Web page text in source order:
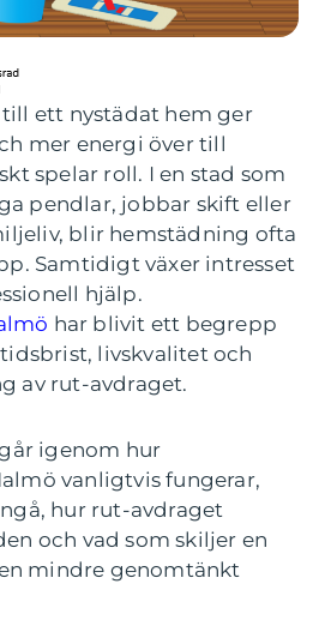
ett nystädat hem ger
mer energi över till
spelar roll. I en stad som
pendlar, jobbar skift eller
blir hemstädning ofta
Samtidigt växer intresset
hjälp.
har blivit ett begrepp
livskvalitet och
av rut-avdraget.
igenom hur
vanligtvis fungerar,
hur rut-avdraget
och vad som skiljer en
mindre genomtänkt